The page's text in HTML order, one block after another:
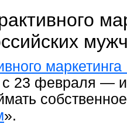
с 23 февраля —
».